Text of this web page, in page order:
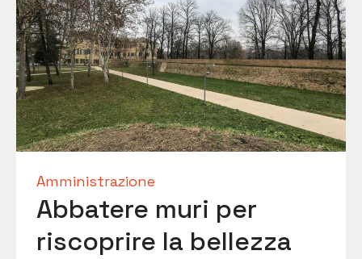
Amministrazione
Abbatere muri per
riscoprire la bellezza